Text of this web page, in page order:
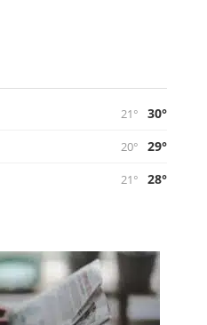
21°
30°
20°
29°
21° 28°